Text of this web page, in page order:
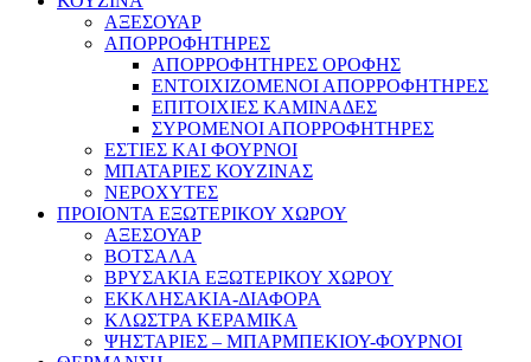
ΑΞΕΣΟΥΑΡ
ΑΠΟΡΡΟΦΗΤΗΡΕΣ
ΑΠΟΡΡΟΦΗΤΗΡΕΣ ΟΡΟΦΗΣ
ΕΝΤΟΙΧΙΖΟΜΕΝΟΙ ΑΠΟΡΡΟΦΗΤΗΡΕΣ
ΕΠΙΤΟΙΧΙΕΣ ΚΑΜΙΝΑΔΕΣ
ΣΥΡΟΜΕΝΟΙ ΑΠΟΡΡΟΦΗΤΗΡΕΣ
ΕΣΤΙΕΣ ΚΑΙ ΦΟΥΡΝΟΙ
ΜΠΑΤΑΡΙΕΣ ΚΟΥΖΙΝΑΣ
ΝΕΡΟΧΥΤΕΣ
ΠΡΟΙΟΝΤΑ ΕΞΩΤΕΡΙΚΟΥ ΧΩΡΟΥ
ΑΞΕΣΟΥΑΡ
ΒΟΤΣΑΛΑ
ΒΡΥΣΑΚΙΑ ΕΞΩΤΕΡΙΚΟΥ ΧΩΡΟΥ
ΕΚΚΛΗΣΑΚΙΑ-ΔΙΑΦΟΡΑ
ΚΛΩΣΤΡΑ ΚΕΡΑΜΙΚΑ
ΨΗΣΤΑΡΙΕΣ – ΜΠΑΡΜΠΕΚΙΟΥ-ΦΟΥΡΝΟΙ